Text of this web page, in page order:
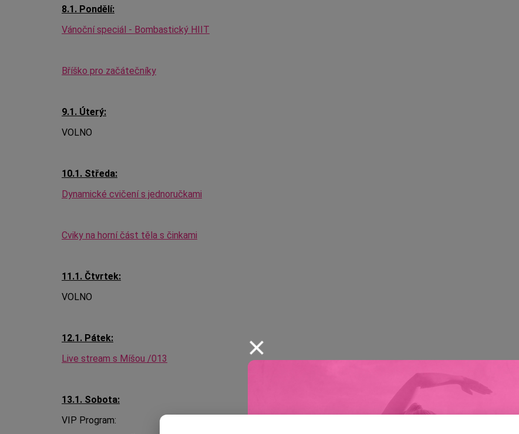
8.1. Pondělí:
Vánoční speciál - Bombastický HIIT
Bříško pro začátečníky
9.1. Úterý:
VOLNO
10.1. Středa:
Dynamické cvičení s jednoručkami
Cviky na horní část těla s činkami
11.1. Čtvrtek:
VOLNO
12.1. Pátek:
Live stream s Míšou /013
13.1. Sobota:
VIP Program: